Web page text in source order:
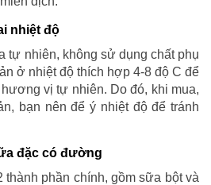
nhiệt độ
tự nhiên, không sử dụng chất phụ
ở nhiệt độ thích hợp 4-8 độ C để
vị tự nhiên. Do đó, khi mua,
bạn nên để ý nhiệt độ để tránh
đặc có đường
phần chính, gồm sữa bột và